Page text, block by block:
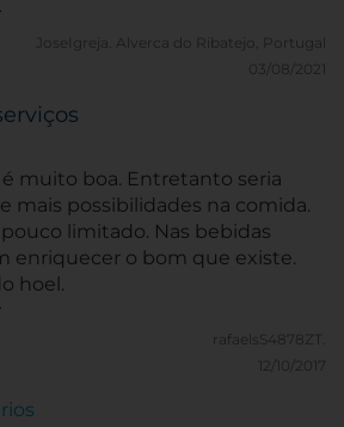
JoseIgreja. Alverca do Ribatejo, Portugal
03/08/2021
muito boa. Entretanto seria
mais possibilidades na comida.
limitado. Nas bebidas
enriquecer o bom que existe.
hoel.
rafaelsS4878ZT.
12/10/2017